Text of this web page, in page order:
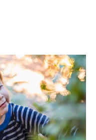
PARA PROFESIONALES
AR (ES)
SUSCRIBITE